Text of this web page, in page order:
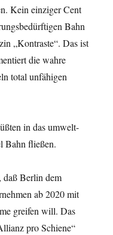
Kein einziger Cent
Bahn
„Kontraste“. Das ist
die wahre
total unfähigen
in das umwelt-
Bahn fließen.
Berlin dem
ab 2020 mit
greifen will. Das
pro Schiene“